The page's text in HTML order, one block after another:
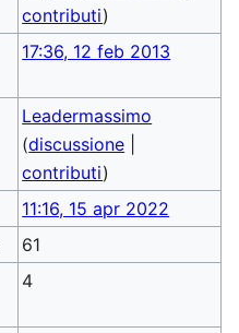
contributi)
17:36, 12 feb 2013
Leadermassimo
(discussione
contributi)
11:16, 15 apr 2022
61
4